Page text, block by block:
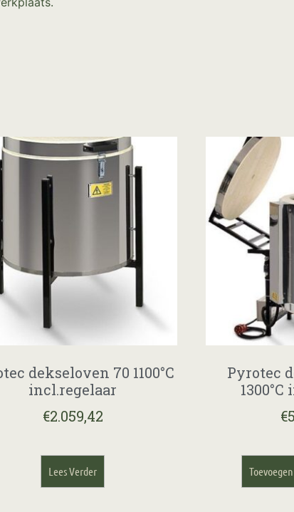
dekseloven 70 1100°C
incl.regelaar
€2.059,42
Lees Verder
Pyrotec
€